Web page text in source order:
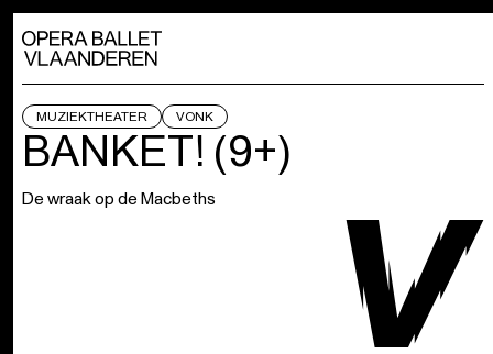
MUZIEKTHEATER VONK
BANKET! (9+)
De wraak op de Macbeths